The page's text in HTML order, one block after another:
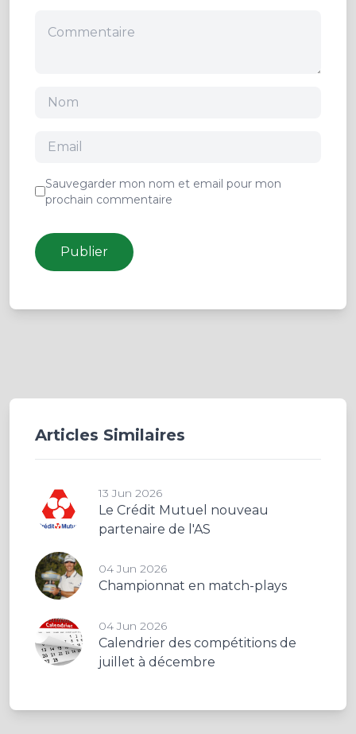
Sauvegarder mon nom et email pour mon
prochain commentaire
Publier
Articles Similaires
13 Jun 2026
Le Crédit Mutuel nouveau
partenaire de l'AS
04 Jun 2026
Championnat en match-plays
04 Jun 2026
Calendrier des compétitions de
juillet à décembre